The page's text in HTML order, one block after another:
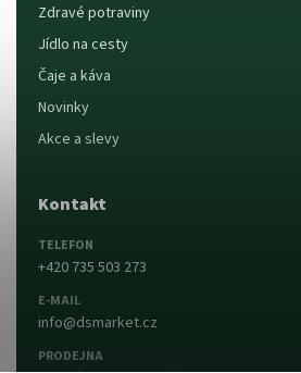
Zdravé potraviny
Jídlo na cesty
Čaje a káva
Novinky
Akce a slevy
Kontakt
TELEFON
+420 735 503 273
E-MAIL
info@dsmarket.cz
PRODEJNA